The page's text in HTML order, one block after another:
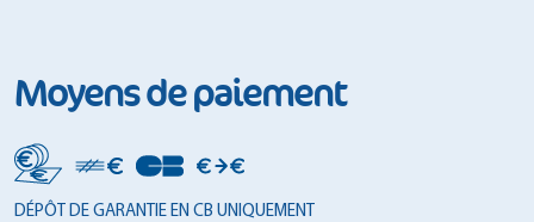
Moyens de paiement
DÉPÔT DE GARANTIE EN CB UNIQUEMENT